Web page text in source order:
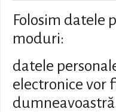
Folosim datele
moduri:
datele
electronice vor